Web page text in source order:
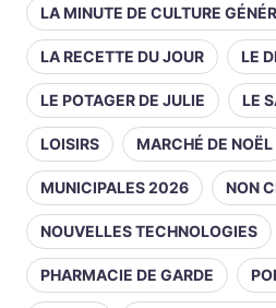
LA MINUTE DE CULTURE
LA RECETTE DU JOUR LE
LE POTAGER DE JULIE LE
LOISIRS MARCHÉ DE NOËL
MUNICIPALES 2026 NON
NOUVELLES TECHNOLOGIES
PHARMACIE DE GARDE